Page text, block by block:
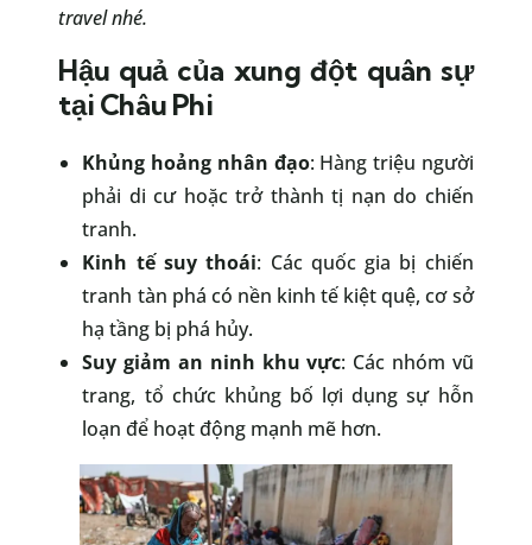
travel nhé.
Hậu quả của xung đột quân sự
tại Châu Phi
Khủng hoảng nhân đạo: Hàng triệu người
phải di cư hoặc trở thành tị nạn do chiến
tranh.
Kinh tế suy thoái: Các quốc gia bị chiến
tranh tàn phá có nền kinh tế kiệt quệ, cơ sở
hạ tầng bị phá hủy.
Suy giảm an ninh khu vực: Các nhóm vũ
trang, tổ chức khủng bố lợi dụng sự hỗn
loạn để hoạt động mạnh mẽ hơn.